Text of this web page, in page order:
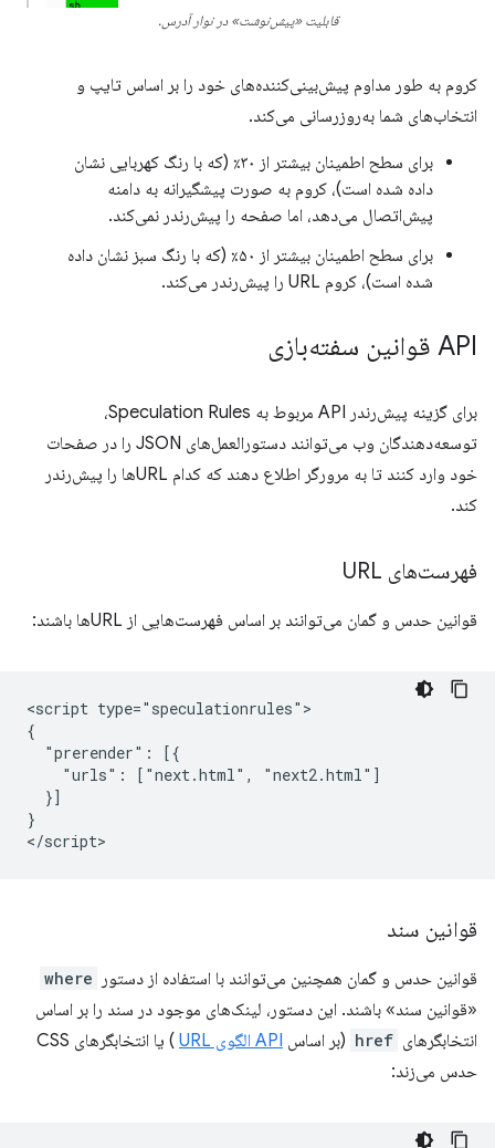
قابلیت «پیش‌نوشت» در نوار آدرس.
کروم به طور مداوم پیش‌بینی‌کننده‌های خود را بر اساس تایپ و
انتخاب‌های شما به‌روزرسانی می‌کند.
برای سطح اطمینان بیشتر از ۳۰٪ (که با رنگ کهربایی نشان
داده شده است)، کروم به صورت پیشگیرانه به دامنه
پیش‌اتصال می‌دهد، اما صفحه را پیش‌رندر نمی‌کند.
برای سطح اطمینان بیشتر از ۵۰٪ (که با رنگ سبز نشان داده
شده است)، کروم URL را پیش‌رندر می‌کند.
API قوانین سفته‌بازی
برای گزینه پیش‌رندر API مربوط به Speculation Rules،
توسعه‌دهندگان وب می‌توانند دستورالعمل‌های JSON را در صفحات
خود وارد کنند تا به مرورگر اطلاع دهند که کدام URLها را پیش‌رندر
کند.
فهرست‌های URL
قوانین حدس و گمان می‌توانند بر اساس فهرست‌هایی از URLها باشند:
<script type="speculationrules">
{
  "prerender": [{
    "urls": ["next.html", "next2.html"]
  }]
}
قوانین سند
قوانین حدس و گمان همچنین می‌توانند با استفاده از دستور where
«قوانین سند» باشند. این دستور، لینک‌های موجود در سند را بر اساس
انتخابگرهای href (بر اساس API الگوی URL
) یا انتخابگرهای CSS
حدس می‌زند: